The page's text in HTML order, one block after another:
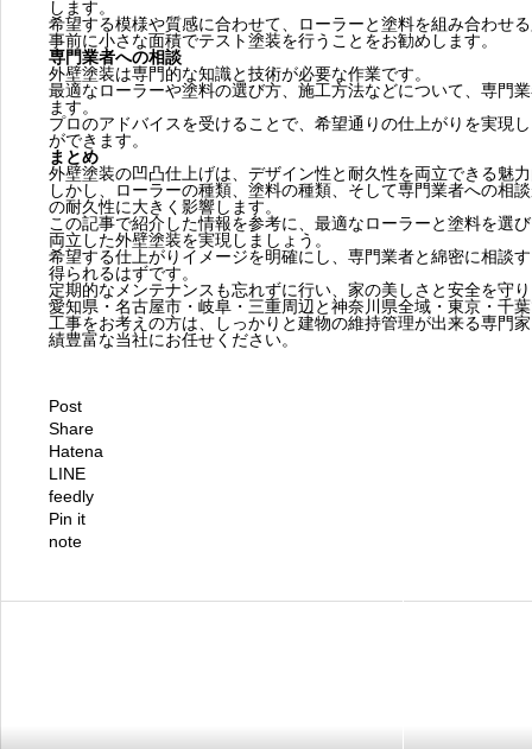
します。
希望する模様や質感に合わせて、ローラーと塗料を組み合わせ
事前に小さな面積でテスト塗装を行うことをお勧めします。
専門業者への相談
外壁塗装は専門的な知識と技術が必要な作業です。
最適なローラーや塗料の選び方、施工方法などについて、専門
ます。
プロのアドバイスを受けることで、希望通りの仕上がりを実現
ができます。
まとめ
外壁塗装の凹凸仕上げは、デザイン性と耐久性を両立できる魅
しかし、ローラーの種類、塗料の種類、そして専門業者への相
の耐久性に大きく影響します。
この記事で紹介した情報を参考に、最適なローラーと塗料を選
両立した外壁塗装を実現しましょう。
希望する仕上がりイメージを明確にし、専門業者と綿密に相談
得られるはずです。
定期的なメンテナンスも忘れずに行い、家の美しさと安全を守
愛知県・名古屋市・岐阜・三重周辺と神奈川県全域・東京・千
工事をお考えの方は、しっかりと建物の維持管理が出来る専門
績豊富な当社にお任せください。
Post
Share
Hatena
LINE
feedly
Pin it
note